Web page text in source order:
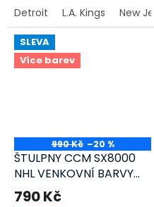
Detroit L.A. Kings New
SLEVA
Více barev
990 Kč –20 %
ŠTULPNY CCM SX8000
NHL VENKOVNÍ BARVY
SENIOR
790 Kč